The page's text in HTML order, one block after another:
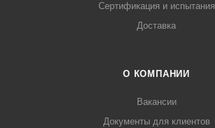
Сертификация и испытания
Доставка
О КОМПАНИИ
Вакансии
Документы для клиентов